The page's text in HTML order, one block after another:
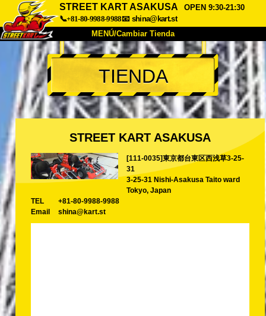
STREET KART ASAKUSA
OPEN 9:30-21:30
📞+81-80-9988-9988📧 shina@kart.st
MENÚ/Cambiar Tienda
INICIO
Acerca de Especificaciones Precios
Acceso Testimonios Preguntas Frecuentes
Empresa Reservas
Cambiar Tienda
Tokyo Shinagawa Tokyo Akihabara#1
Tokyo Akihabara#2 Tokyo Shibuya
Tokyo Shibuya Annex
TIENDA
STREET KART ASAKUSA
[111-0035]東京都台東区西浅草3-25-
31
3-25-31 Nishi-Asakusa Taito ward
Tokyo, Japan
TEL
+81-80-9988-9988
Email
shina@kart.st